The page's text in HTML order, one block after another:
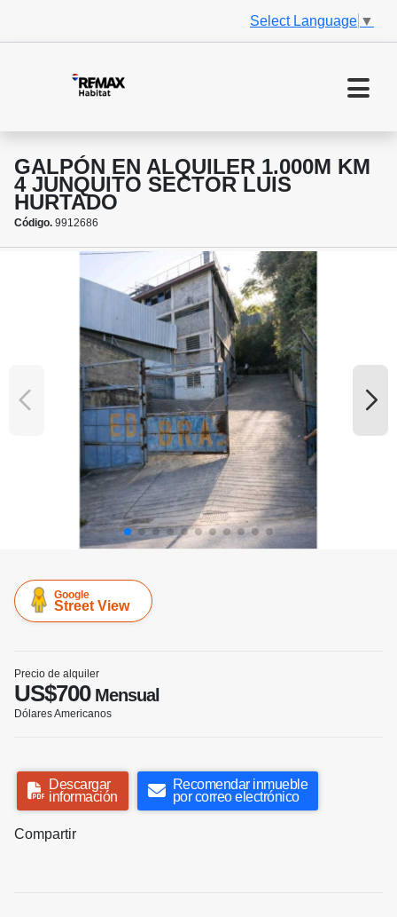
Select Language ▼
GALPÓN EN ALQUILER 1.000M KM
4 JUNQUITO SECTOR LUIS
HURTADO
Código. 9912686
Google
Street View
Precio de alquiler
US$700Mensual
Dólares Americanos
Descargar
información
Recomendar inmueble
por correo electrónico
Compartir